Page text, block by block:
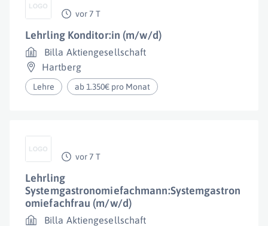
vor 7 T
Lehrling Konditor:in (m/w/d)
Billa Aktiengesellschaft
Hartberg
Lehre ab 1.350€ pro Monat
vor 7 T
Lehrling
Systemgastronomiefachmann:Systemgastron
omiefachfrau (m/w/d)
Billa Aktiengesellschaft